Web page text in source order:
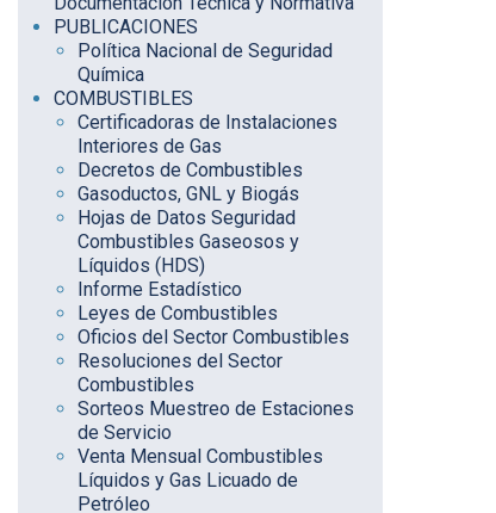
PUBLICACIONES
Política Nacional de Seguridad
Química
COMBUSTIBLES
Certificadoras de Instalaciones
Interiores de Gas
Decretos de Combustibles
Gasoductos, GNL y Biogás
Hojas de Datos Seguridad
Combustibles Gaseosos y
Líquidos (HDS)
Informe Estadístico
Leyes de Combustibles
Oficios del Sector Combustibles
Resoluciones del Sector
Combustibles
Sorteos Muestreo de Estaciones
de Servicio
Venta Mensual Combustibles
Líquidos y Gas Licuado de
Petróleo